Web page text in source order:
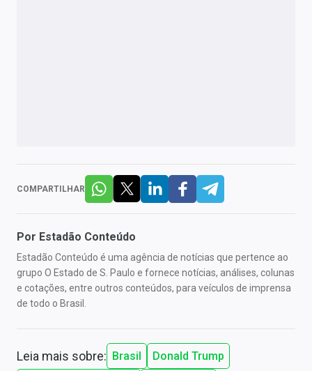
COMPARTILHAR
Por Estadão Conteúdo
Estadão Conteúdo é uma agência de notícias que pertence ao
grupo O Estado de S. Paulo e fornece notícias, análises, colunas
e cotações, entre outros conteúdos, para veículos de imprensa
de todo o Brasil.
Leia mais sobre: Brasil
Donald Trump